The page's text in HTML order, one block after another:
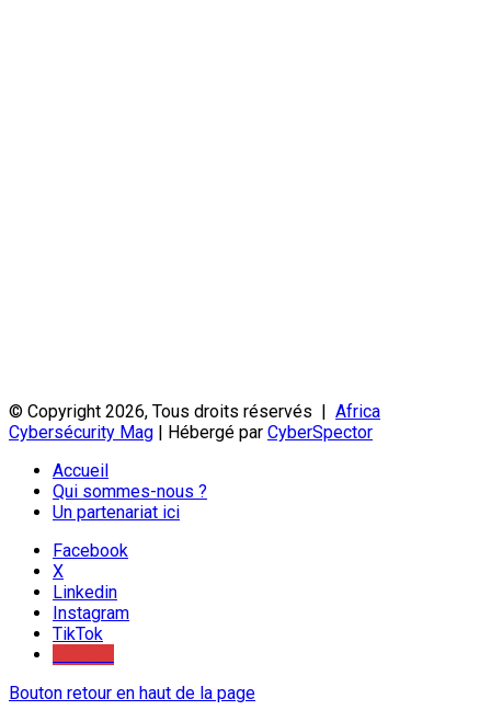
© Copyright 2026, Tous droits réservés | Africa
Cybersécurity Mag | Hébergé par CyberSpector
Accueil
Qui sommes-nous ?
Un partenariat ici
Facebook
X
Linkedin
Instagram
TikTok
Bouton retour en haut de la page